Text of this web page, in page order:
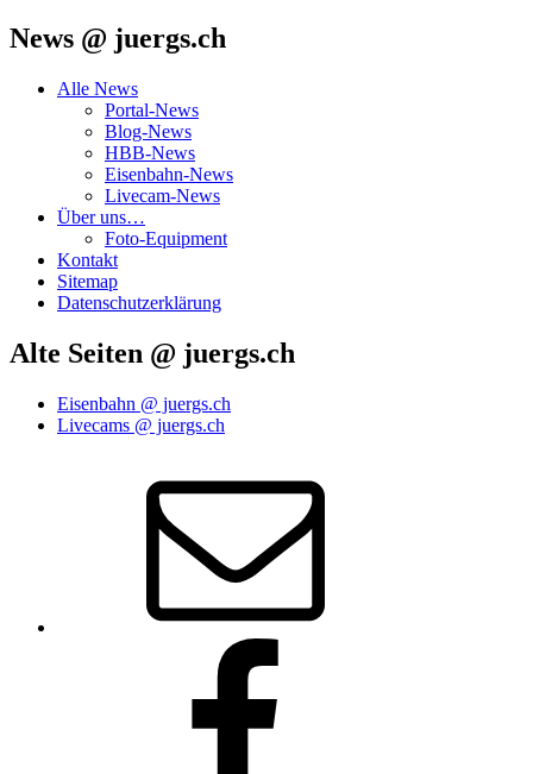
News @ juergs.ch
Alle News
Portal-News
Blog-News
HBB-News
Eisenbahn-News
Livecam-News
Über uns…
Foto-Equipment
Kontakt
Sitemap
Datenschutzerklärung
Alte Seiten @ juergs.ch
Eisenbahn @ juergs.ch
Livecams @ juergs.ch